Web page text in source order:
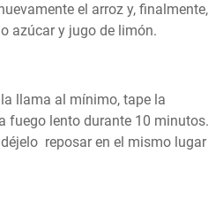
el arroz y, finalmente,
azúcar y jugo de limón.
llama al mínimo, tape la
fuego lento durante 10 minutos.
reposar en el mismo lugar